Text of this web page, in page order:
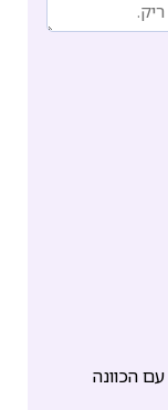
הכוונה